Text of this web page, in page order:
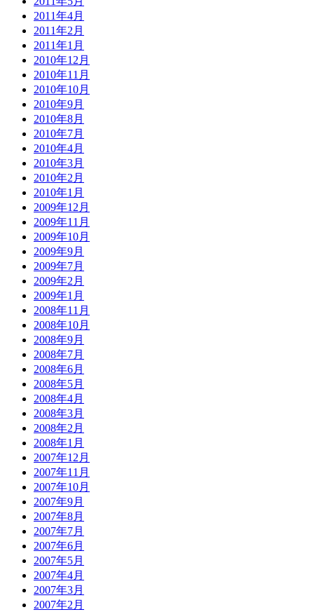
2011年4月
2011年2月
2011年1月
2010年12月
2010年11月
2010年10月
2010年9月
2010年8月
2010年7月
2010年4月
2010年3月
2010年2月
2010年1月
2009年12月
2009年11月
2009年10月
2009年9月
2009年7月
2009年2月
2009年1月
2008年11月
2008年10月
2008年9月
2008年7月
2008年6月
2008年5月
2008年4月
2008年3月
2008年2月
2008年1月
2007年12月
2007年11月
2007年10月
2007年9月
2007年8月
2007年7月
2007年6月
2007年5月
2007年4月
2007年3月
2007年2月